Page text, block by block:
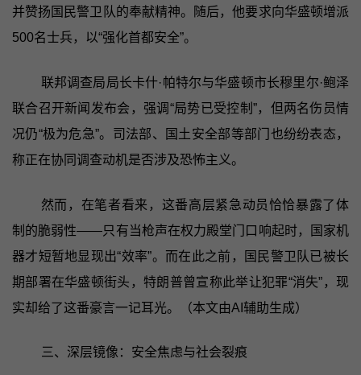
并赞扬国民警卫队的奉献精神。随后，他要求向华盛顿增派
500名士兵，以“强化首都安全”。
联邦调查局局长卡什·帕特尔与华盛顿市长穆里尔·鲍泽
联合召开新闻发布会，强调“局势已受控制”，但两名伤员情
况仍“极为危急”。司法部、国土安全部等部门也纷纷表态，
称正在协同调查动机是否涉及恐怖主义。
然而，在笔者看来，这番高层紧急动员恰恰暴露了体
制的脆弱性——只有当枪声在权力殿堂门口响起时，国家机
器才短暂地显现出“效率”。而在此之前，国民警卫队已被长
期部署在华盛顿街头，特朗普曾宣称此举让犯罪“消失”，现
实却给了这番豪言一记耳光。（本文由AI辅助生成）
三、深层镜像：安全焦虑与社会裂痕